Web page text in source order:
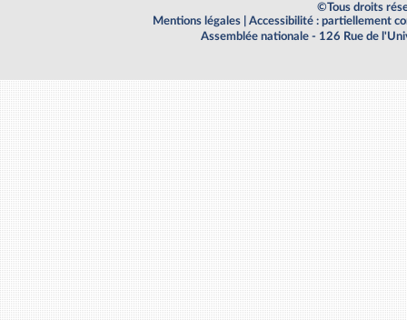
©Tous droits
Mentions légales
Accessibilité : partiellement
Assemblée nationale - 126 Rue de